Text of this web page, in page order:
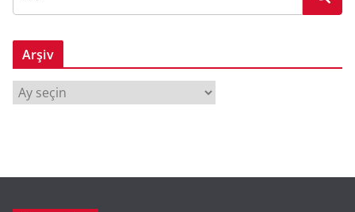
Arşiv